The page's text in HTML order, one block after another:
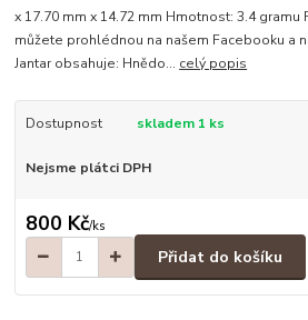
x 17.70 mm x 14.72 mm Hmotnost: 3.4
můžete prohlédnou na našem Facebooku a
Jantar obsahuje: Hnědo... celý popis
Dostupnost skladem 1 ks
Nejsme plátci DPH
800 Kč/ks
Přidat do košíku